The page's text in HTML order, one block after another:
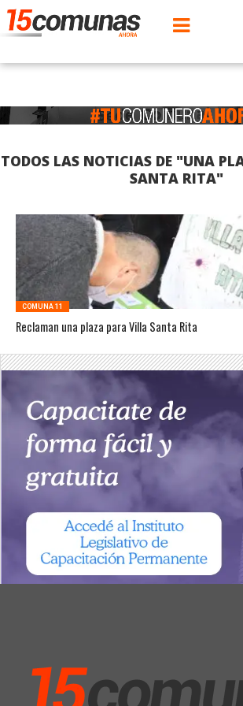
TODOS LAS NOTICIAS DE "UNA
SANTA RITA"
COMUNA 11
Reclaman una plaza para Villa Santa Rita